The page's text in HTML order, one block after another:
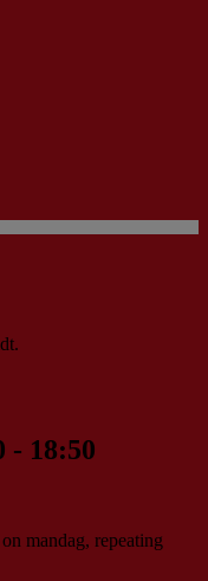
- 18:50
mandag, repeating